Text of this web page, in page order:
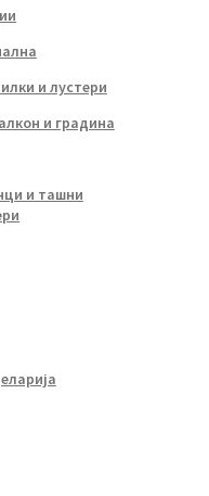
и лустери
и градина
и ташни